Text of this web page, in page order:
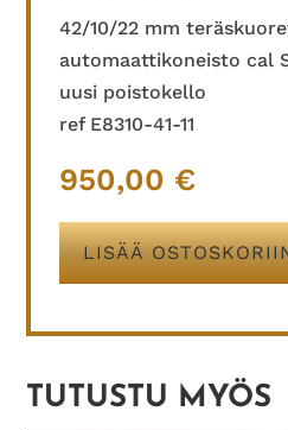
42/10/22 mm
automaattikoneisto cal
uusi poistokello
ref E8310-41-11
950,00 €
LISÄÄ
TUTUSTU MYÖS